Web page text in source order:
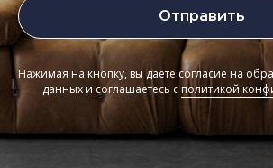
Отправить
Нажимая на кнопку, вы даете согласие на
данных и соглашаетесь c политикой